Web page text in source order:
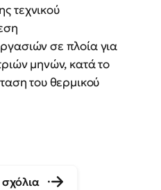
τεχνικού
σε πλοία για
μηνών, κατά το
του θερμικού
σχόλια